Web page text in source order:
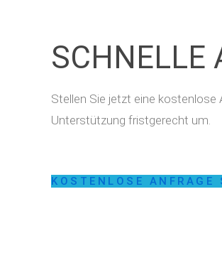
SCHNELLE
Stellen Sie jetzt eine
Unterstützung fristgerecht um.
KOSTENLOSE ANFRAGE